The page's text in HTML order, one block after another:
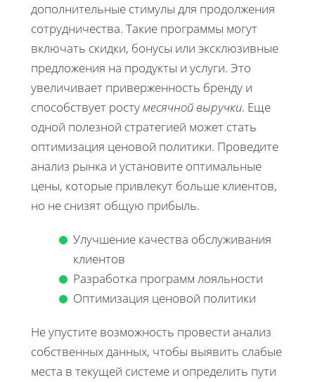
дополнительные стимулы для продолжения
сотрудничества. Такие программы могут
включать скидки, бонусы или эксклюзивные
предложения на продукты и услуги. Это
увеличивает приверженность бренду и
способствует ростумесячной выручки. Еще
одной полезной стратегией может стать
оптимизация ценовой политики. Проведите
анализ рынка и установите оптимальные
цены, которые привлекут больше клиентов,
но не снизят общую прибыль.
Улучшение качества обслуживания
клиентов
Разработка программ лояльности
Оптимизация ценовой политики
Не упустите возможность провести анализ
собственных данных, чтобы выявить слабые
места в текущей системе и определить пути